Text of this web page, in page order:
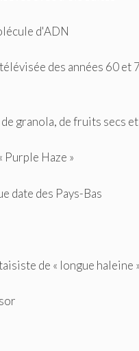
d'ADN
des années 60 et
de granola, de fruits secs
Purple Haze »
date des Pays-Bas
de « longue haleine »